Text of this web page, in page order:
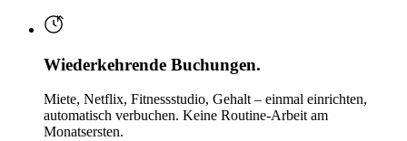
Wiederkehrende Buchungen.
Miete, Netflix, Fitnessstudio, Gehalt – einmal einrichten,
automatisch verbuchen. Keine Routine-Arbeit am
Monatsersten.